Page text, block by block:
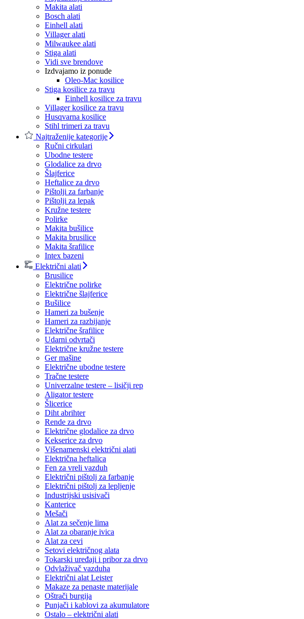
Makita alati
Bosch alati
Einhell alati
Villager alati
Milwaukee alati
Stiga alati
Vidi sve brendove
Izdvajamo iz ponude
Oleo-Mac kosilice
Stiga kosilice za travu
Einhell kosilice za travu
Villager kosilice za travu
Husqvarna kosilice
Stihl trimeri za travu
Najtraženije kategorije
Ručni cirkulari
Ubodne testere
Glodalice za drvo
Šlajferice
Heftalice za drvo
Pištolji za farbanje
Pištolji za lepak
Kružne testere
Polirke
Makita bušilice
Makita brusilice
Makita šrafilice
Intex bazeni
Električni alati
Brusilice
Električne polirke
Električne šlajferice
Bušilice
Hameri za bušenje
Hameri za razbijanje
Električne šrafilice
Udarni odvrtači
Električne kružne testere
Ger mašine
Električne ubodne testere
Tračne testere
Univerzalne testere – lisičji rep
Aligator testere
Šlicerice
Diht abrihter
Rende za drvo
Električne glodalice za drvo
Kekserice za drvo
Višenamenski električni alati
Električna heftalica
Fen za vreli vazduh
Električni pištolj za farbanje
Električni pištolj za lepljenje
Industrijski usisivači
Kanterice
Mešači
Alat za sečenje lima
Alat za obaranje ivica
Alat za cevi
Setovi električnog alata
Tokarski uređaji i pribor za drvo
Odvlaživač vazduha
Električni alat Leister
Makaze za penaste materijale
Oštrači burgija
Punjači i kablovi za akumulatore
Ostalo – električni alati